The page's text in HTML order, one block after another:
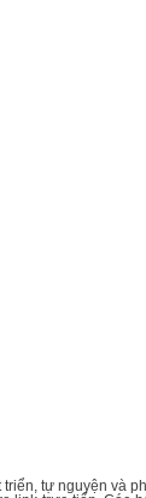
tự nguyện và